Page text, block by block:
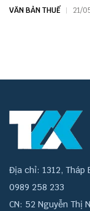
VĂN BẢN THUẾ 21/
Địa chỉ: 1312, Tháp
0989 258 233
CN: 52 Nguyễn Thị